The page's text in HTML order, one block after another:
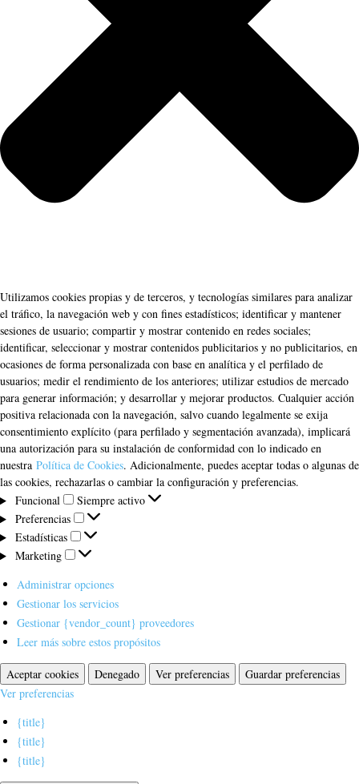
Utilizamos cookies propias y de terceros, y tecnologías similares para analizar
el tráfico, la navegación web y con fines estadísticos; identificar y mantener
sesiones de usuario; compartir y mostrar contenido en redes sociales;
identificar, seleccionar y mostrar contenidos publicitarios y no publicitarios, en
ocasiones de forma personalizada con base en analítica y el perfilado de
usuarios; medir el rendimiento de los anteriores; utilizar estudios de mercado
para generar información; y desarrollar y mejorar productos. Cualquier acción
positiva relacionada con la navegación, salvo cuando legalmente se exija
consentimiento explícito (para perfilado y segmentación avanzada), implicará
una autorización para su instalación de conformidad con lo indicado en
nuestra Política de Cookies. Adicionalmente, puedes aceptar todas o algunas de
las cookies, rechazarlas o cambiar la configuración y preferencias.
Funcional
Funcional
Siempre activo
Preferencias
Preferencias
Estadísticas
Estadísticas
Marketing
Marketing
Administrar opciones
Gestionar los servicios
Gestionar {vendor_count} proveedores
Leer más sobre estos propósitos
Aceptar cookies Denegado Ver preferencias
Guardar preferencias
Ver preferencias
{title}
{title}
{title}